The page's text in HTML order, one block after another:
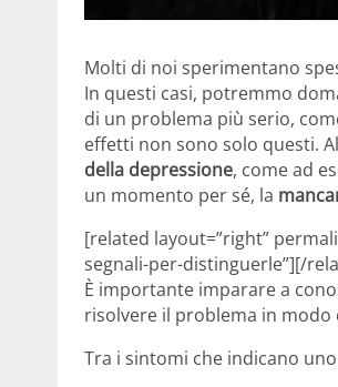
Molti di noi sperimentano
In questi casi, potremmo
di un problema più serio,
effetti non sono solo questi.
della depressione, come ad
un momento per sé, la
[related layout=”right”
segnali-per-distinguerle”][/
È importante imparare a
risolvere il problema in modo
Tra i sintomi che indicano uno